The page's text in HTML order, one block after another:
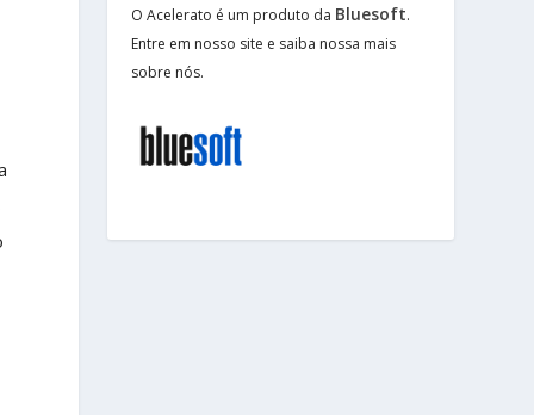
O Acelerato é um produto da Bluesoft.
Entre em nosso site e saiba nossa mais
sobre nós.